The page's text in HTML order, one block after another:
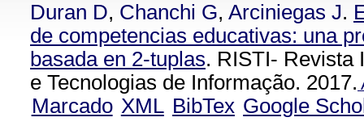
Duran D, Chanchi G, Arciniegas J.
de competencias educativas: una
basada en 2-tuplas. RISTI- Revista
e Tecnologias de Informação. 2017.
Marcado XML BibTex Google